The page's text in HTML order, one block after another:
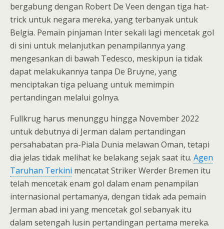
bergabung dengan Robert De Veen dengan tiga hat-
trick untuk negara mereka, yang terbanyak untuk
Belgia. Pemain pinjaman Inter sekali lagi mencetak gol
di sini untuk melanjutkan penampilannya yang
mengesankan di bawah Tedesco, meskipun ia tidak
dapat melakukannya tanpa De Bruyne, yang
menciptakan tiga peluang untuk memimpin
pertandingan melalui golnya.
Fullkrug harus menunggu hingga November 2022
untuk debutnya di Jerman dalam pertandingan
persahabatan pra-Piala Dunia melawan Oman, tetapi
dia jelas tidak melihat ke belakang sejak saat itu. Agen
Taruhan Terkini mencatat Striker Werder Bremen itu
telah mencetak enam gol dalam enam penampilan
internasional pertamanya, dengan tidak ada pemain
Jerman abad ini yang mencetak gol sebanyak itu
dalam setengah lusin pertandingan pertama mereka.